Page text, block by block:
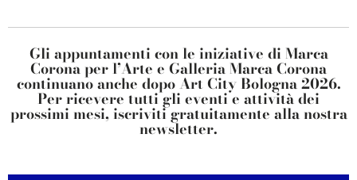
Gli appuntamenti con le iniziative di Marca
Corona per l’Arte e Galleria Marca Corona
continuano anche dopo Art City Bologna 2026.
Per ricevere tutti gli eventi e attività dei
prossimi mesi,iscriviti gratuitamente alla nostra
newsletter.